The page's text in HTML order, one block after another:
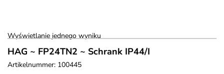
Wyświetlanie jednego wyniku
HAG ~ FP24TN2 ~ Schrank IP44/I
Artikelnummer: 100445